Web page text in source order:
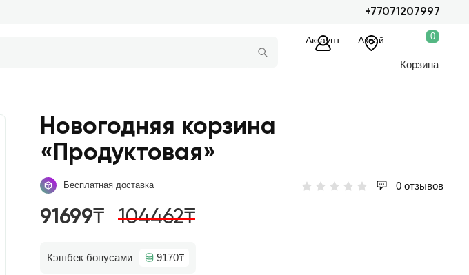
+77071207997
Аккаунт Аксай 0
Корзина
Новогодняя корзина
«Продуктовая»
Бесплатная доставка 0 отзывов
91699₸ 104462₸
Кэшбек бонусами 9170₸